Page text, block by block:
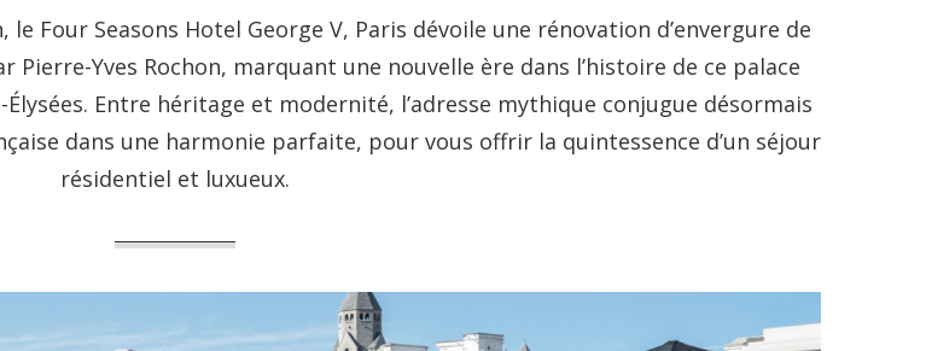
Four Seasons Hotel George V, Paris dévoile une rénovation d’envergure de
Yves Rochon, marquant une nouvelle ère dans l’histoire de ce palace
Entre héritage et modernité, l’adresse mythique conjugue désormais
dans une harmonie parfaite, pour vous offrir la quintessence d’un séjour
résidentiel et luxueux.